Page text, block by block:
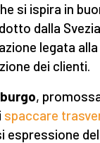
si ispira in
dalla
legata
dei clienti.
,
spaccare
espressione